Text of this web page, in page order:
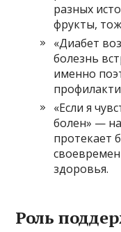
разных
фрукты,
«Диабет
болезнь
именно
«Если я
болен» —
протекает
здоровья.
Роль